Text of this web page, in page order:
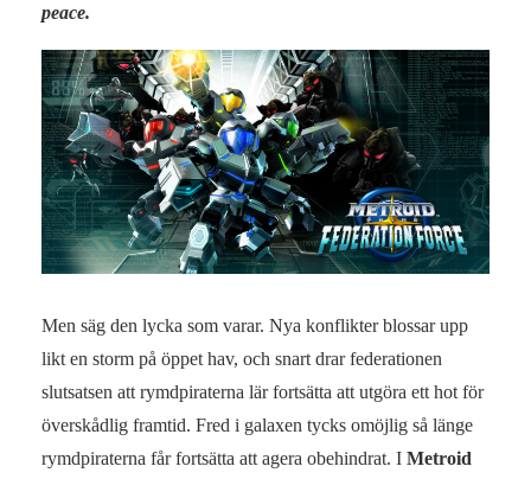
peace.
Men säg den lycka som varar. Nya konflikter blossar upp
likt en storm på öppet hav, och snart drar federationen
slutsatsen att rymdpiraterna lär fortsätta att utgöra ett hot för
överskådlig framtid. Fred i galaxen tycks omöjlig så länge
rymdpiraterna får fortsätta att agera obehindrat. I Metroid